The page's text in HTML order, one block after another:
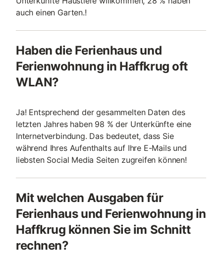
auch einen Garten.!
Haben die Ferienhaus und
Ferienwohnung in Haffkrug oft
WLAN?
Ja! Entsprechend der gesammelten Daten des
letzten Jahres haben 98 % der Unterkünfte eine
Internetverbindung. Das bedeutet, dass Sie
während Ihres Aufenthalts auf Ihre E-Mails und
liebsten Social Media Seiten zugreifen können!
Mit welchen Ausgaben für
Ferienhaus und Ferienwohnung in
Haffkrug können Sie im Schnitt
rechnen?